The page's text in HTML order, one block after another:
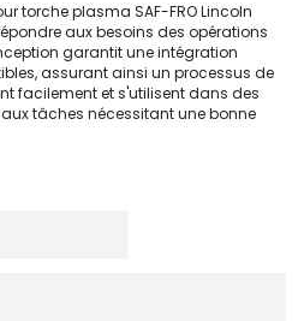
torche plasma SAF-FRO Lincoln
aux besoins des opérations
garantit une intégration
assurant ainsi un processus de
facilement et s'utilisent dans des
tâches nécessitant une bonne